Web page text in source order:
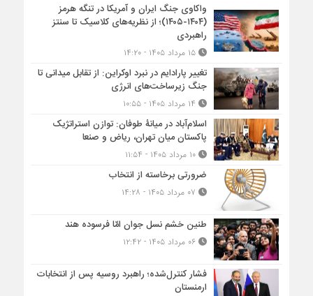
واکاوی جنگ ایران و آمریکا در تنگه هرمز
(۱۴۰۴-۱۴۰۵)؛ از نظریه‌های کلاسیک تا سنتز
راهبردی
۱۵ مرداد ۱۴۰۵ - ۱۴:۲۰
تغییر پارادایم در نبرد اوکراین: از تقابل میدانی تا
جنگ زیرساخت‌های انرژی
اسلام‌آباد در میانۀ طوفان: توازن استراتژیک
پاکستان میان تهران، ریاض و صنعا
۱۰ مرداد ۱۴۰۵ - ۱۱:۵۴
ضرورتی برخاسته از انتخاب
طنین خشم نسل جوان امّا فرسوده هند
۰۶ مرداد ۱۴۰۵ - ۱۲:۴۲
فشار کنترل‌شده؛ راهبرد روسیه پس از انتخابات
ارمنستان